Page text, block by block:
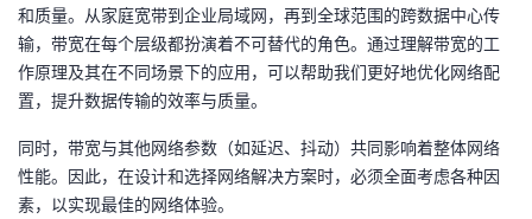
和质量。从家庭宽带到企业局域网，再到全球范围的跨数据中心传
输，带宽在每个层级都扮演着不可替代的角色。通过理解带宽的工
作原理及其在不同场景下的应用，可以帮助我们更好地优化网络配
置，提升数据传输的效率与质量。
同时，带宽与其他网络参数（如延迟、抖动）共同影响着整体网络
性能。因此，在设计和选择网络解决方案时，必须全面考虑各种因
素，以实现最佳的网络体验。